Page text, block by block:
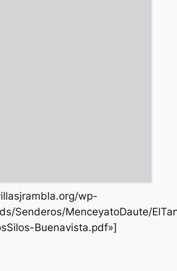
wp-
Senderos/MenceyatoDaute/
Buenavista.pdf»]